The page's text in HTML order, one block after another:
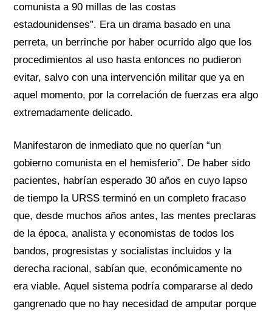
comunista a 90 millas de las costas
estadounidenses”. Era un drama basado en una
perreta, un berrinche por haber ocurrido algo que los
procedimientos al uso hasta entonces no pudieron
evitar, salvo con una intervención militar que ya en
aquel momento, por la correlación de fuerzas era algo
extremadamente delicado.
Manifestaron de inmediato que no querían “un
gobierno comunista en el hemisferio”. De haber sido
pacientes, habrían esperado 30 años en cuyo lapso
de tiempo la URSS terminó en un completo fracaso
que, desde muchos años antes, las mentes preclaras
de la época, analista y economistas de todos los
bandos, progresistas y socialistas incluidos y la
derecha racional, sabían que, económicamente no
era viable. Aquel sistema podría compararse al dedo
gangrenado que no hay necesidad de amputar porque